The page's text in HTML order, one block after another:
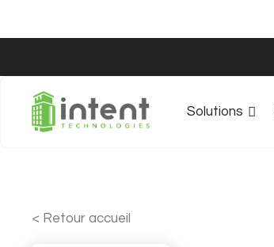
Solutions
< Retour accueil